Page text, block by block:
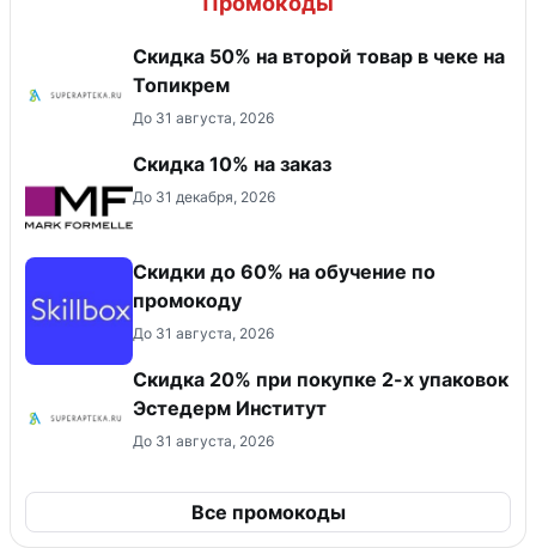
Скидка 50% на второй товар в чеке на
Топикрем
До 31 августа, 2026
Скидка 10% на заказ
До 31 декабря, 2026
Скидки до 60% на обучение по
промокоду
До 31 августа, 2026
Скидка 20% при покупке 2-х упаковок
Эстедерм Институт
До 31 августа, 2026
Все промокоды